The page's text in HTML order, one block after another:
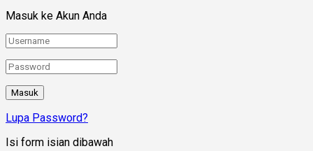
Masuk ke Akun Anda
Lupa Password?
Isi form isian dibawah